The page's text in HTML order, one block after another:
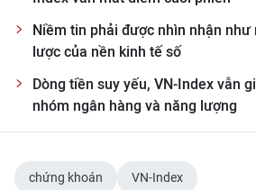
Infographic
TIN MỚI
Niềm tin phải được nhìn nhận
lược của nền kinh tế số
Dòng tiền suy yếu, VN-Index vẫn
nhóm ngân hàng và năng lượng
chứng khoán VN-Index